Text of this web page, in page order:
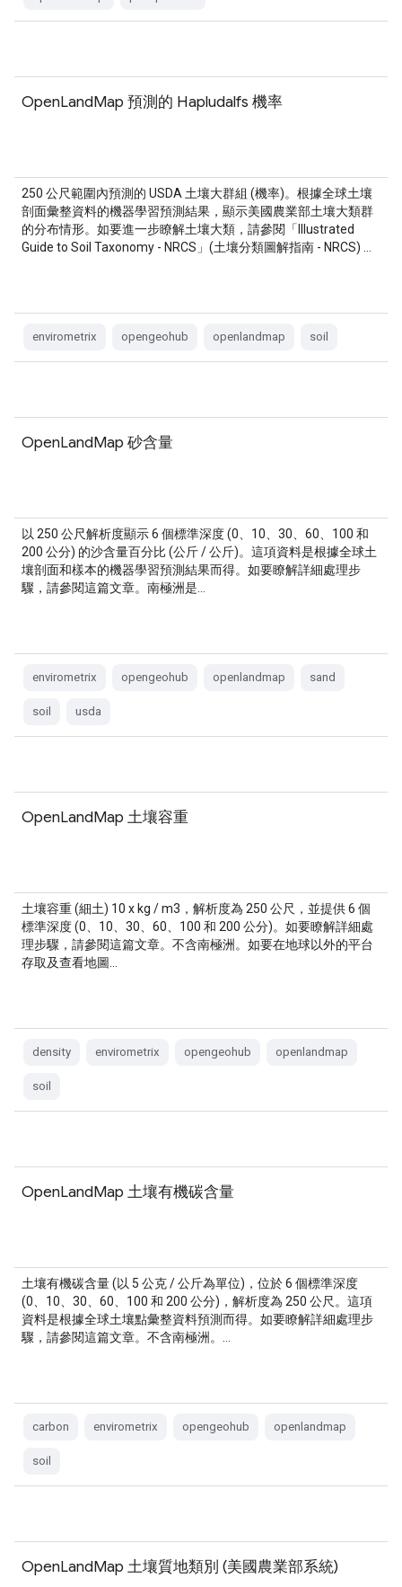
OpenLandMap 預測的 Hapludalfs 機率
250 公尺範圍內預測的 USDA 土壤大群組 (機率)。根據全球土壤
剖面彙整資料的機器學習預測結果，顯示美國農業部土壤大類群
的分布情形。如要進一步瞭解土壤大類，請參閱「Illustrated
Guide to Soil Taxonomy - NRCS」(土壤分類圖解指南 - NRCS) …
envirometrix opengeohub openlandmap soil
OpenLandMap 砂含量
以 250 公尺解析度顯示 6 個標準深度 (0、10、30、60、100 和
200 公分) 的沙含量百分比 (公斤 / 公斤)。這項資料是根據全球土
壤剖面和樣本的機器學習預測結果而得。如要瞭解詳細處理步
驟，請參閱這篇文章。南極洲是…
envirometrix opengeohub openlandmap sand
soil usda
OpenLandMap 土壤容重
土壤容重 (細土) 10 x kg / m3，解析度為 250 公尺，並提供 6 個
標準深度 (0、10、30、60、100 和 200 公分)。如要瞭解詳細處
理步驟，請參閱這篇文章。不含南極洲。如要在地球以外的平台
存取及查看地圖…
density envirometrix opengeohub openlandmap
soil
OpenLandMap 土壤有機碳含量
土壤有機碳含量 (以 5 公克 / 公斤為單位)，位於 6 個標準深度
(0、10、30、60、100 和 200 公分)，解析度為 250 公尺。這項
資料是根據全球土壤點彙整資料預測而得。如要瞭解詳細處理步
驟，請參閱這篇文章。不含南極洲。…
carbon envirometrix opengeohub openlandmap
soil
OpenLandMap 土壤質地類別 (美國農業部系統)